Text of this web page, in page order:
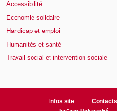
Accessibilité
Economie solidaire
Handicap et emploi
Humanités et santé
Travail social et intervention sociale
Infos site Contacts